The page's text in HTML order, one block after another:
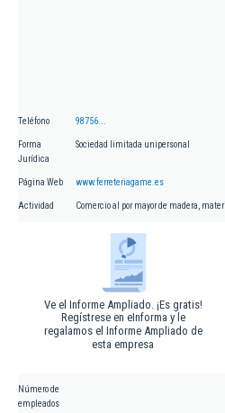
Teléfono 98756...
Forma
Jurídica
Sociedad limitada unipersonal
Página Web www.ferreteriagame.es
Actividad Comercio al por mayor de madera,
Ve el Informe Ampliado. ¡Es gratis!
Regístrese en eInforma y le
regalamos el Informe Ampliado de
esta empresa
Número de
empleados